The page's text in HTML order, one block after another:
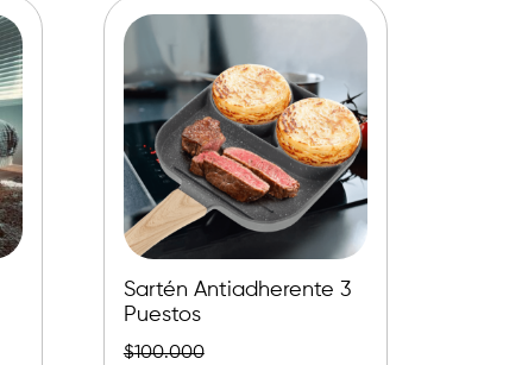
Sartén Antiadherente 3
Puestos
$100.000